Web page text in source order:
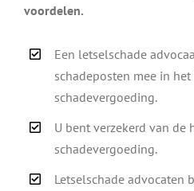
voordelen.
Een letselschade
schadeposten mee in
schadevergoeding.
U bent verzekerd van de
schadevergoeding.
Letselschade advocaten